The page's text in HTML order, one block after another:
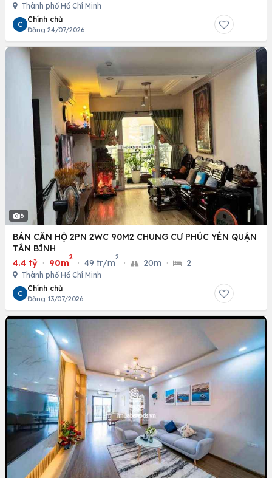
Thành phố Hồ Chí Minh
C
Chính chủ
Đăng 24/07/2026
6
BÁN CĂN HỘ 2PN 2WC 90M2 CHUNG CƯ PHÚC YÊN QUẬN
TÂN BÌNH
4.4 tỷ · 90m
2
· 49 tr/m
2
· 20m · 2
Thành phố Hồ Chí Minh
C
Chính chủ
Đăng 13/07/2026